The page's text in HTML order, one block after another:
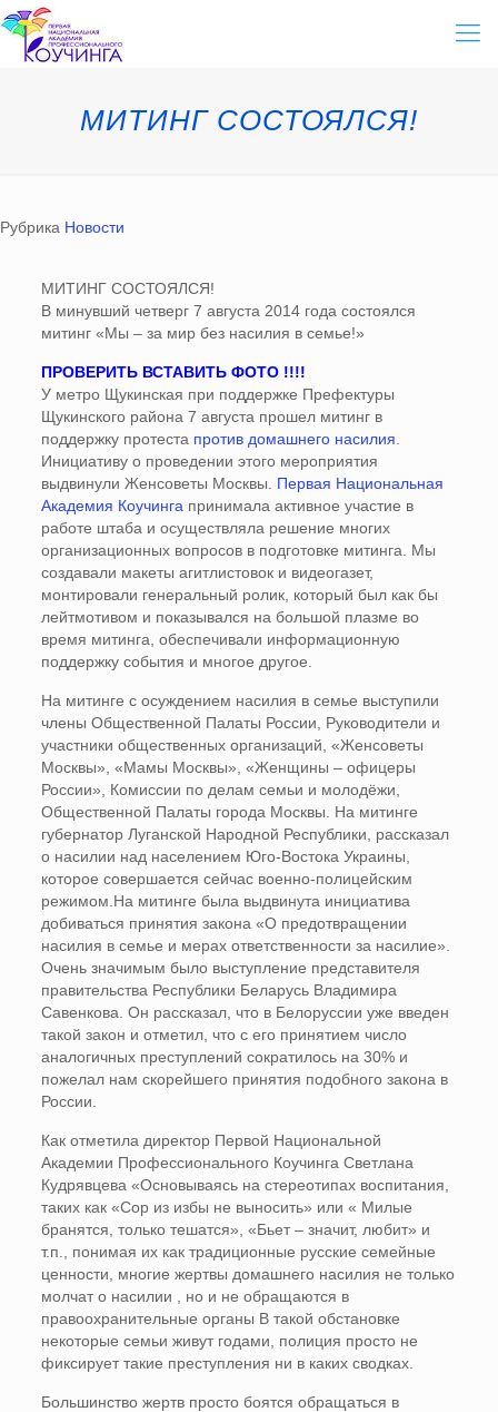
МИТИНГ СОСТОЯЛСЯ!
Рубрика Новости
МИТИНГ СОСТОЯЛСЯ!
В минувший четверг 7 августа 2014 года состоялся
митинг «Мы – за мир без насилия в семье!»
ПРОВЕРИТЬ ВСТАВИТЬ ФОТО !!!!
У метро Щукинская при поддержке Префектуры
Щукинского района 7 августа прошел митинг в
поддержку протеста против домашнего насилия
Инициативу о проведении этого мероприятия
выдвинули Женсоветы Москвы. Первая Национальная
Академия Коучинга принимала активное участие в
работе штаба и осуществляла решение многих
организационных вопросов в подготовке митинга. Мы
создавали макеты агитлистовок и видеогазет,
монтировали генеральный ролик, который был как бы
лейтмотивом и показывался на большой плазме во
время митинга, обеспечивали информационную
поддержку события и многое другое.
На митинге с осуждением насилия в семье выступили
члены Общественной Палаты России, Руководители и
участники общественных организаций, «Женсоветы
Москвы», «Мамы Москвы», «Женщины – офицеры
России», Комиссии по делам семьи и молодёжи,
Общественной Палаты города Москвы. На митинге
губернатор Луганской Народной Республики, рассказал
о насилии над населением Юго-Востока Украины,
которое совершается сейчас военно-полицейским
режимом.На митинге была выдвинута инициатива
добиваться принятия закона «О предотвращении
насилия в семье и мерах ответственности за насилие».
Очень значимым было выступление представителя
правительства Республики Беларусь Владимира
Савенкова. Он рассказал, что в Белоруссии уже введен
такой закон и отметил, что с его принятием число
аналогичных преступлений сократилось на 30% и
пожелал нам скорейшего принятия подобного закона в
России.
Как отметила директор Первой Национальной
Академии Профессионального Коучинга Светлана
Кудрявцева «Основываясь на стереотипах воспитания,
таких как «Сор из избы не выносить» или « Милые
бранятся, только тешатся», «Бьет – значит, любит» и
т.п., понимая их как традиционные русские семейные
ценности, многие жертвы домашнего насилия не только
молчат о насилии , но и не обращаются в
правоохранительные органы В такой обстановке
некоторые семьи живут годами, полиция просто не
фиксирует такие преступления ни в каких сводках.
Большинство жертв просто боятся обращаться в